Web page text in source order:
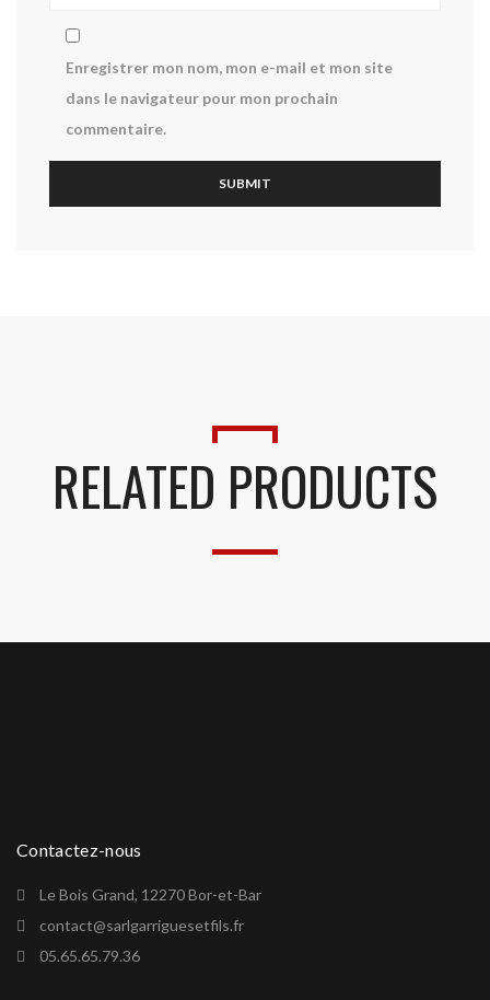
Enregistrer mon nom, mon e-mail et mon site
dans le navigateur pour mon prochain
commentaire.
RELATED PRODUCTS
Contactez-nous
Le Bois Grand, 12270 Bor-et-Bar
contact@sarlgarriguesetfils.fr
05.65.65.79.36